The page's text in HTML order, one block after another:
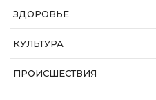
ЗДОРОВЬЕ
КУЛЬТУРА
ПРОИСШЕСТВИЯ